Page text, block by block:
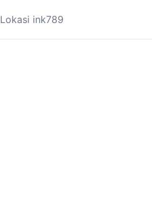
Lokasi ink789